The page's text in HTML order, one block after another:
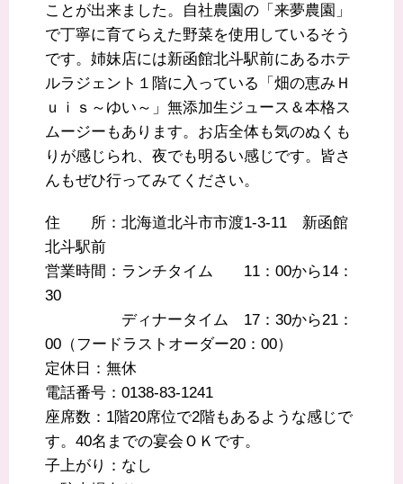
ことが出来ました。自社農園の「来夢農園」
で丁寧に育てらえた野菜を使用しているそう
です。姉妹店には新函館北斗駅前にあるホテ
ルラジェント１階に入っている「畑の恵みＨ
ｕｉｓ～ゆい～」無添加生ジュース＆本格ス
ムージーもあります。お店全体も気のぬくも
りが感じられ、夜でも明るい感じです。皆さ
んもぜひ行ってみてください。
住 所：北海道北斗市市渡1-3-11 新函館
北斗駅前
営業時間：ランチタイム 11：00から14：
30
ディナータイム 17：30から21：
00（フードラストオーダー20：00）
定休日：無休
電話番号：0138-83-1241
座席数：1階20席位で2階もあるような感じで
す。40名までの宴会ＯＫです。
子上がり：なし